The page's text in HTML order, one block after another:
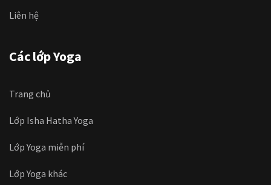
Liên hệ
Các lớp Yoga
Trang chủ
Lớp Isha Hatha Yoga
Lớp Yoga miễn phí
Lớp Yoga khác